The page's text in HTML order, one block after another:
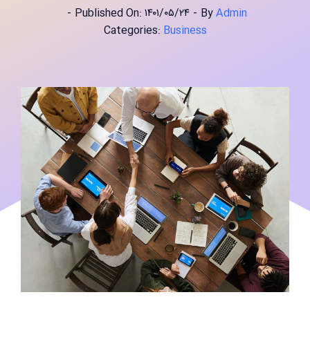
ByAdmin
- Published On: ۱۴۰۱/۰۵/۲۴ -
Categories: Business